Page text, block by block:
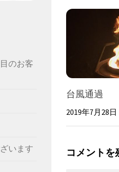
台風通過
2019年7月28日
コメントを
のお客
います